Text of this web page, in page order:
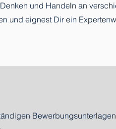
und Handeln an
und eignest Dir ein